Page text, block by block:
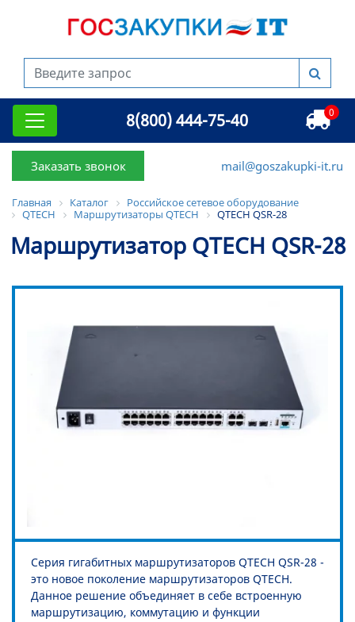
8(800) 444-75-40 0
Заказать звонок mail@goszakupki-it.ru
Главная Каталог
Российское сетевое оборудование
QTECH
Маршрутизаторы QTECH QTECH QSR-28
Маршрутизатор QTECH QSR-28
Серия гигабитных маршрутизаторов QTECH QSR-28 -
это новое поколение маршрутизаторов QTECH.
Данное решение объединяет в себе встроенную
маршрутизацию, коммутацию и функции